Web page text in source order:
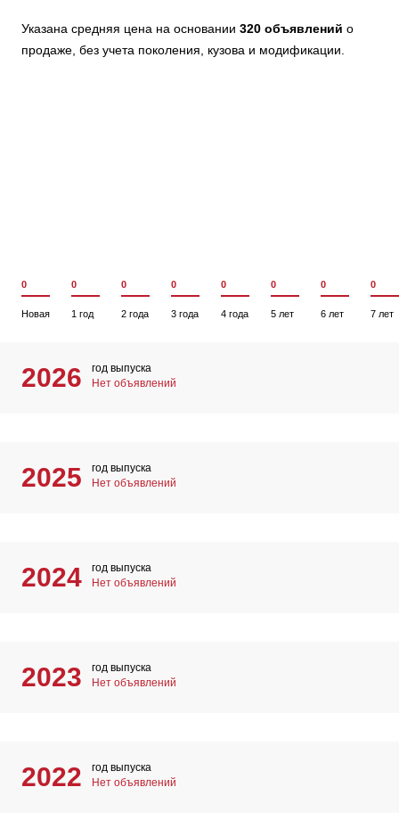
Указана средняя цена на основании 320 объявлений о
продаже, без учета поколения, кузова и модификации.
0
Новая
0
1 год
0
2 года
0
3 года
0
4 года
0
5 лет
0
6 лет
0
7 лет
2026
год выпуска
Нет объявлений
2025
год выпуска
Нет объявлений
2024
год выпуска
Нет объявлений
2023
год выпуска
Нет объявлений
2022
год выпуска
Нет объявлений